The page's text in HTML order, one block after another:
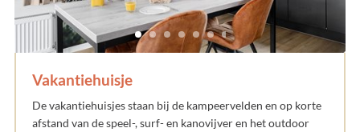
Vakantiehuisje
De vakantiehuisjes staan bij de kampeervelden en op korte
afstand van de speel-, surf- en kanovijver en het outdoor